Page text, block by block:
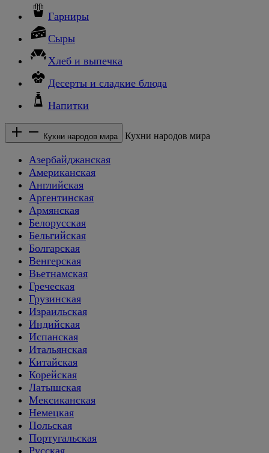
Гарниры
Сыры
Хлеб и выпечка
Десерты и сладкие блюда
Напитки
Кухни народов мира Кухни народов мира
Азербайджанская
Американская
Английская
Аргентинская
Армянская
Белорусская
Бельгийская
Болгарская
Венгерская
Вьетнамская
Греческая
Грузинская
Израильская
Индийская
Испанская
Итальянская
Китайская
Корейская
Латышская
Мексиканская
Немецкая
Польская
Португальская